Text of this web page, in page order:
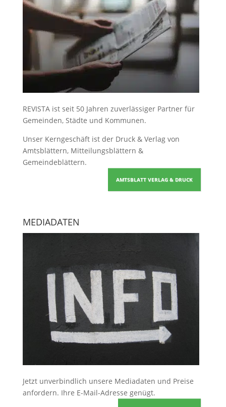
REVISTA ist seit 50 Jahren zuverlässiger Partner für
Gemeinden, Städte und Kommunen.
Unser Kerngeschäft ist der Druck & Verlag von
Amtsblättern, Mitteilungsblättern &
Gemeindeblättern.
AMTSBLATT VERLAG & DRUCK
MEDIADATEN
Jetzt unverbindlich unsere Mediadaten und Preise
anfordern. Ihre E-Mail-Adresse genügt.